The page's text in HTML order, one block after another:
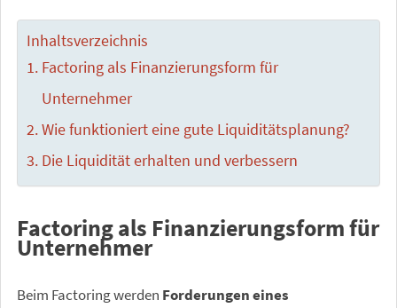
Inhaltsverzeichnis
Factoring als Finanzierungsform für
Unternehmer
Wie funktioniert eine gute Liquiditätsplanung?
Die Liquidität erhalten und verbessern
Factoring als Finanzierungsform für
Unternehmer
Beim Factoring werden Forderungen eines